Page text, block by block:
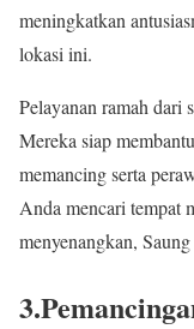
meningkatkan
lokasi ini.
Pelayanan ramah dari
Mereka siap
memancing serta
Anda mencari tempat
menyenangkan,